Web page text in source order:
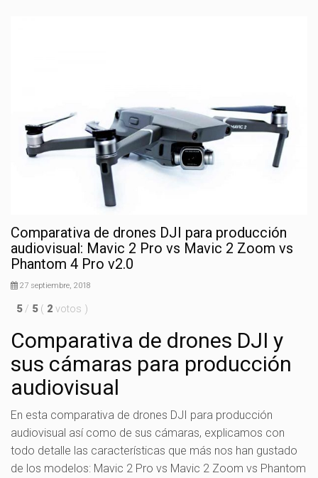
Comparativa de drones DJI para producción
audiovisual: Mavic 2 Pro vs Mavic 2 Zoom vs
Phantom 4 Pro v2.0
27 septiembre, 2018
5 / 5 ( 2 votos )
Comparativa de drones DJI y
sus cámaras para producción
audiovisual
En esta comparativa de drones DJI para producción
audiovisual así como de sus cámaras, explicamos con
todo detalle las características que más nos han gustado
de los modelos: Mavic 2 Pro vs Mavic 2 Zoom vs Phantom